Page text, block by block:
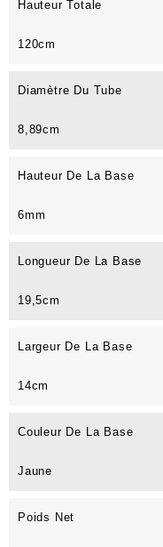
Hauteur Totale
120cm
Diamètre Du Tube
8,89cm
Hauteur De La Base
6mm
Longueur De La Base
19,5cm
Largeur De La Base
14cm
Couleur De La Base
Jaune
Poids Net